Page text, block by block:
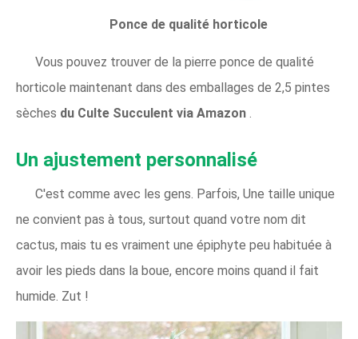
Ponce de qualité horticole
Vous pouvez trouver de la pierre ponce de qualité
horticole maintenant dans des emballages de 2,5 pintes
sèches du Culte Succulent via Amazon .
Un ajustement personnalisé
C'est comme avec les gens. Parfois, Une taille unique
ne convient pas à tous, surtout quand votre nom dit
cactus, mais tu es vraiment une épiphyte peu habituée à
avoir les pieds dans la boue, encore moins quand il fait
humide. Zut !